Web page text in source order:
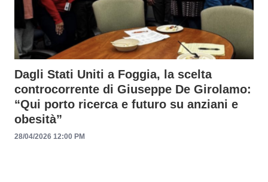
Dagli Stati Uniti a Foggia, la scelta
controcorrente di Giuseppe De Girolamo:
“Qui porto ricerca e futuro su anziani e
obesità”
28/04/2026 12:00 PM